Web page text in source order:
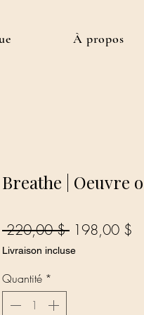
À propos
Breathe | Oeuvre
220,00 $ Prix
original
198,00 $
Livraison incluse
Quantité *